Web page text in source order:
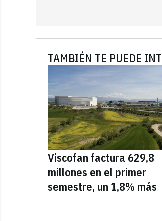
TAMBIÉN TE PUEDE
Viscofan factura 629,8
millones en el primer
semestre, un 1,8% más